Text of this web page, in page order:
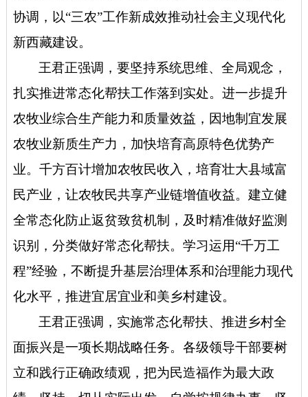
协调，以“三农”工作新成效推动社会主义现代化
新西藏建设。
王君正强调，要坚持系统思维、全局观念，
扎实推进常态化帮扶工作落到实处。 进一步提升
农牧业综合生产能力和质量效益， 因地制宜发展
农牧业新质生产力，加快培育高原特色优势产
业。 千方百计增加农牧民收入， 培育壮大县域富
民产业，让农牧民共享产业链增值收益。 建立健
全常态化防止返贫致贫机制， 及时精准做好监测
识别，分类做好常态化帮扶。 学习运用“千万工
程”经验， 不断提升基层治理体系和治理能力现代
化水平，推进宜居宜业和美乡村建设。
王君正强调，实施常态化帮扶、推进乡村全
面振兴是一项长期战略任务。 各级领导干部要树
立和践行正确政绩观， 把为民造福作为最大政